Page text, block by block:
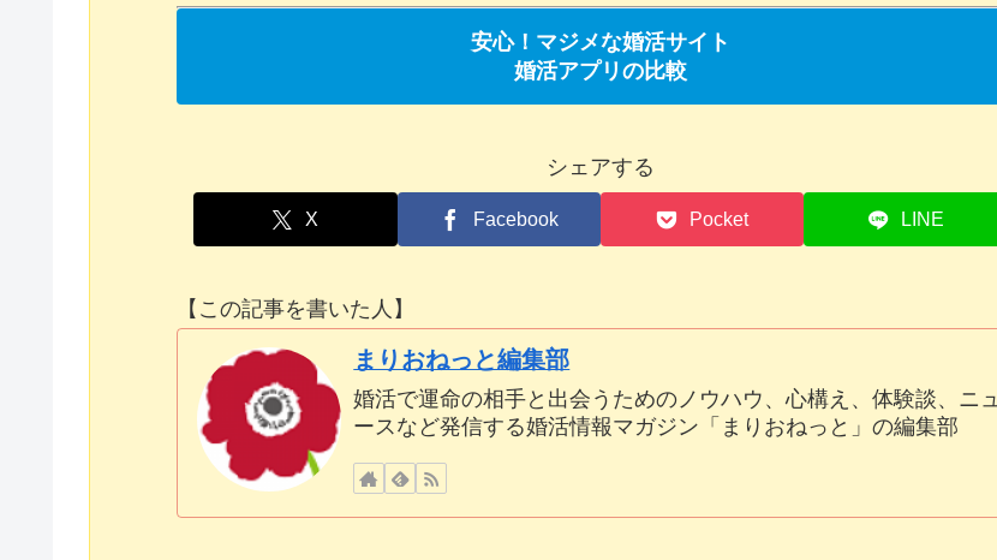
安心！マジメな婚活サイト
婚活アプリの比較
シェアする
X Facebook Pocket LINE
【この記事を書いた人】
まりおねっと編集部
婚活で運命の相手と出会うためのノウハウ、心構え、体験談、ニュ
ースなど発信する婚活情報マガジン「まりおねっと」の編集部